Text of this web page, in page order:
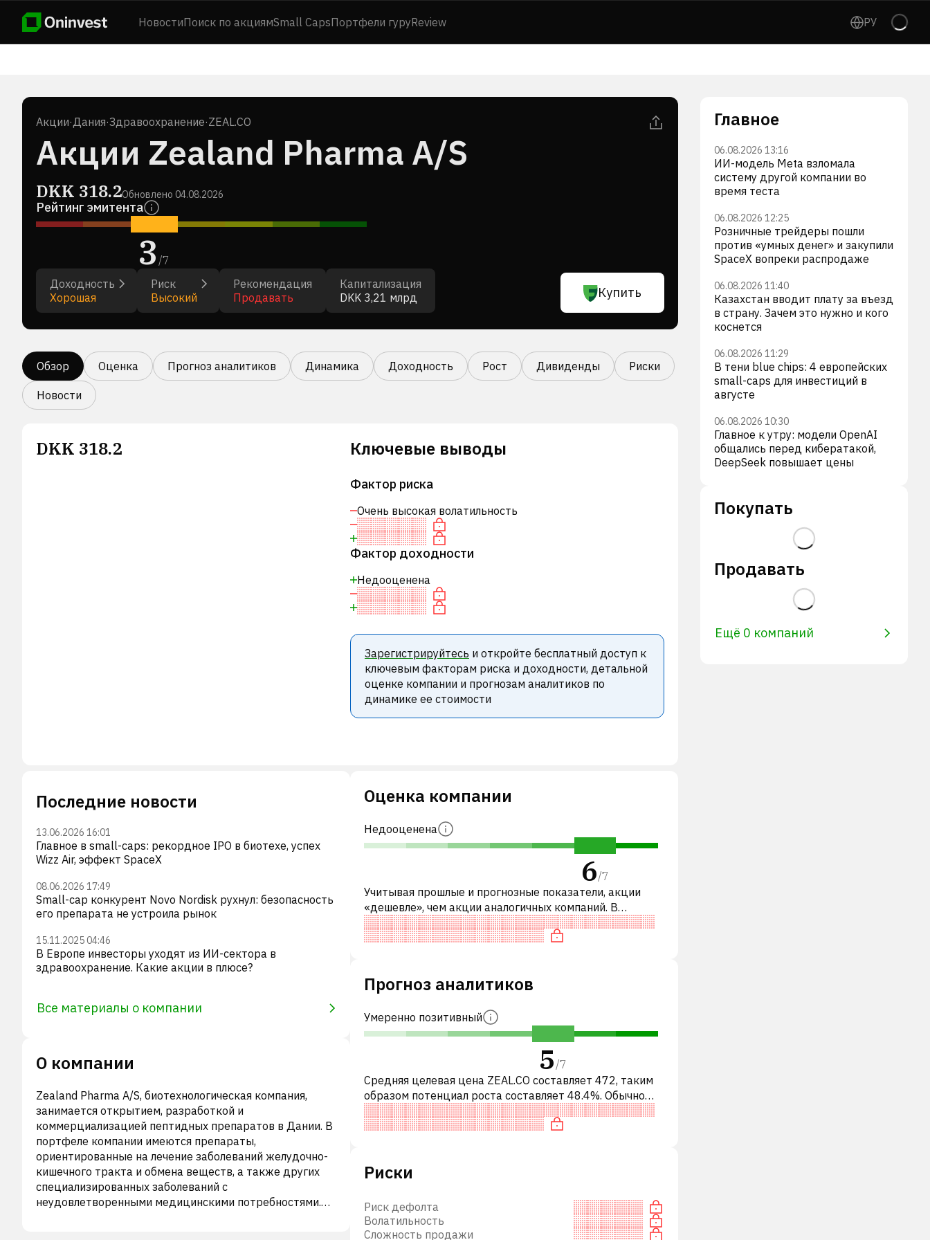
НовостиПоиск по акциямSmall CapsПортфели гуруReview РУ
Акции·Дания·Здравоохранение·ZEAL.CO
Акции Zealand Pharma A/S
DKK 318.2Обновлено 04.08.2026
Рейтинг эмитента
3/7
Доходность
Хорошая
Риск
Высокий
Рекомендация
Продавать
Капитализация
DKK 3,21 млрд
Купить
Обзор Оценка Прогноз аналитиков Динамика Доходность Рост Дивиденды Риски
Новости
DKK 318.2 Ключевые выводы
Фактор риска
Очень высокая волатильность
Фактор доходности
Недооценена
Зарегистрируйтесь и откройте бесплатный доступ к
ключевым факторам риска и доходности, детальной
оценке компании и прогнозам аналитиков по
динамике ее стоимости
Последние новости
13.06.2026 16:01
Главное в small-caps: рекордное IPO в биотехе, успех
Wizz Air, эффект SpaceX
08.06.2026 17:49
Small-cap конкурент Novo Nordisk рухнул: безопасность
его препарата не устроила рынок
15.11.2025 04:46
В Европе инвесторы уходят из ИИ-сектора в
здравоохранение. Какие акции в плюсе?
Все материалы о компании
О компании
Zealand Pharma A/S, биотехнологическая компания,
занимается открытием, разработкой и
коммерциализацией пептидных препаратов в Дании. В
портфеле компании имеются препараты,
ориентированные на лечение заболеваний желудочно-
кишечного тракта и обмена веществ, а также других
специализированных заболеваний с
неудовлетворенными медицинскими потребностями.
Оценка компании
Недооценена
6/7
Учитывая прошлые и прогнозные показатели, акции
«дешевле», чем акции аналогичных компаний. В
частности, акция компании недооценена по P/E,
«дешевая» по EV/EBITDA и недооц
Прогноз аналитиков
Умеренно позитивный
5/7
Средняя целевая цена ZEAL.CO составляет 472, таким
образом потенциал роста составляет 48.4%. Обычно
это означает рекомендацию «ПОКУПАТЬ» среди
инвестиционных компаний или
Риски
Риск дефолта
Волатильность
Сложность продажи
Главное
06.08.2026 13:16
ИИ-модель Meta взломала
систему другой компании во
время теста
06.08.2026 12:25
Розничные трейдеры пошли
против «умных денег» и закупили
SpaceX вопреки распродаже
06.08.2026 11:40
Казахстан вводит плату за въезд
в страну. Зачем это нужно и кого
коснется
06.08.2026 11:29
В тени blue chips: 4 европейских
small-caps для инвестиций в
августе
06.08.2026 10:30
Главное к утру: модели OpenAI
общались перед кибератакой,
DeepSeek повышает цены
Покупать
Продавать
Ещё 0 компаний